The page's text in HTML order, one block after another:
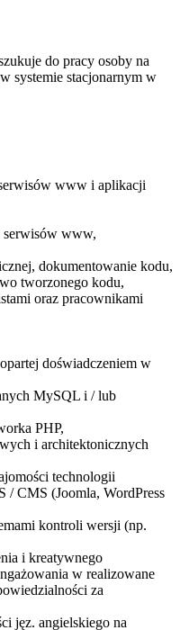
do pracy osoby na
systemie stacjonarnym w
www i aplikacji
www,
dokumentowanie kodu,
tworzonego kodu,
oraz pracownikami
doświadczeniem w
MySQL i / lub
PHP,
i architektonicznych
technologii
/ CMS (Joomla, WordPress
kontroli wersji (np.
i kreatywnego
w realizowane
za
jęz. angielskiego na